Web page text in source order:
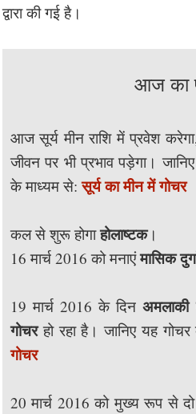
द्वारा की गई है।
आज का
आज सूर्य मीन राशि में प्रवेश
जीवन पर भी प्रभाव पड़ेगा।
के माध्यम से: सूर्य का मीन में गोचर
कल से शुरू होगाहोलाष्टक।
16 मार्च 2016 को मनाएंमासिक
19 मार्च 2016 के दिनअमलाकी
गोचरहो रहा है। जानिए यह
गोचर
20 मार्च 2016 को मुख्य रूप से